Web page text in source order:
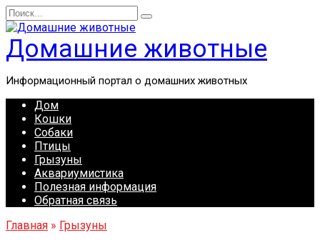
Перейти
к
содержанию
Search
for:
Домашние животные
Информационный портал о домашних животных
Дом
Кошки
Собаки
Птицы
Грызуны
Аквариумистика
Полезная информация
Обратная связь
Главная » Грызуны